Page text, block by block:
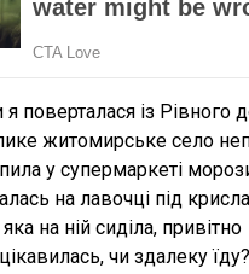
поверталася із Рівного
житомирське село
у супермаркеті
на лавочці під
на ній сиділа, привітно
чи здалеку їду?